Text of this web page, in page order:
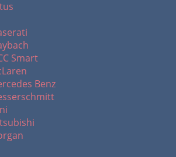
Smart
Benz